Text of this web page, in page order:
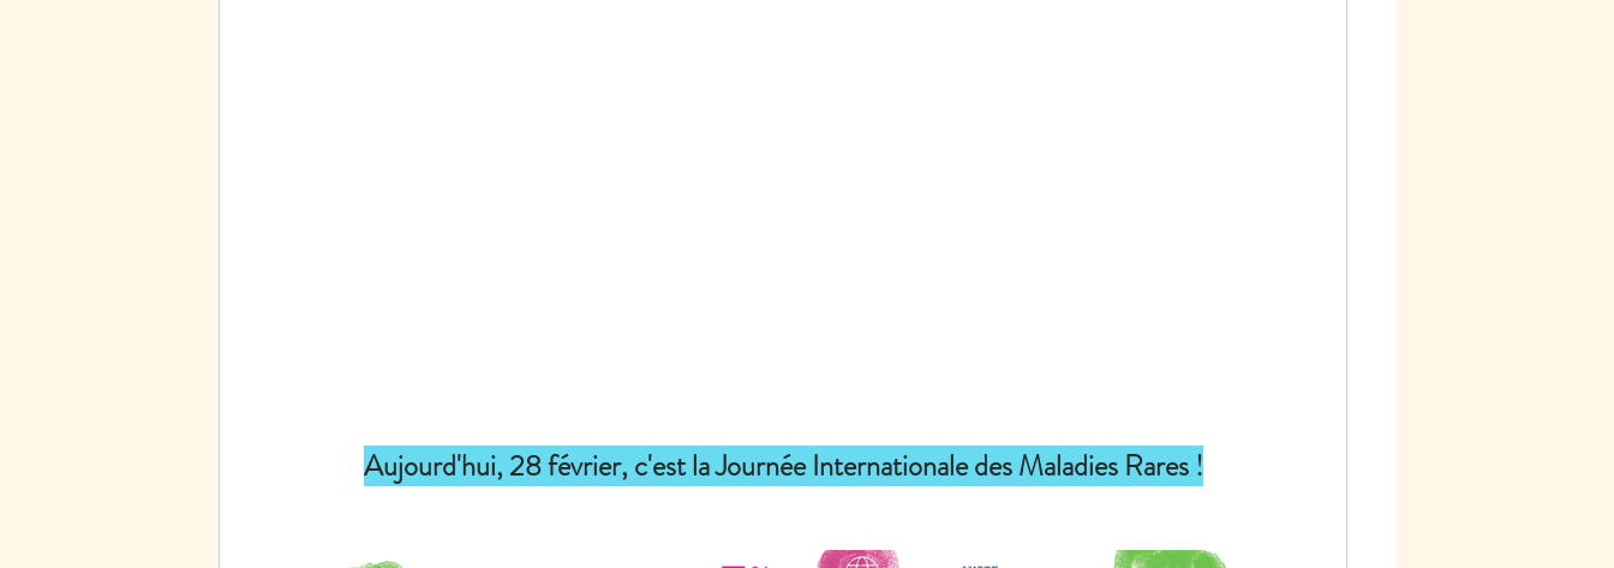
Aujourd'hui, 28 février, c'est la Journée Internationale des Maladies Rares !